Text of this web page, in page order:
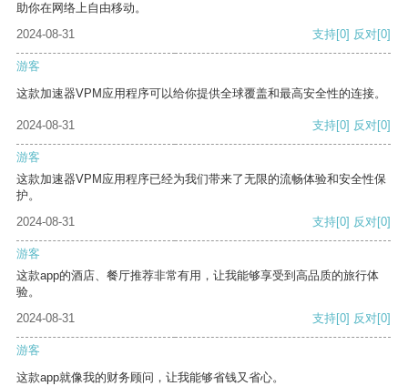
助你在网络上自由移动。
2024-08-31
支持[0] 反对[0]
游客
这款加速器VPM应用程序可以给你提供全球覆盖和最高安全性的连接。
2024-08-31 支持[0] 反对[0]
游客
这款加速器VPM应用程序已经为我们带来了无限的流畅体验和安全性保
护。
2024-08-31
支持[0] 反对[0]
游客
这款app的酒店、餐厅推荐非常有用，让我能够享受到高品质的旅行体
验。
2024-08-31
支持[0] 反对[0]
游客
这款app就像我的财务顾问，让我能够省钱又省心。